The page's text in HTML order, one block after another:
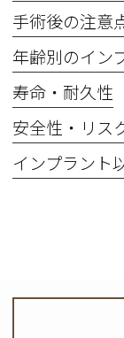
手術後の注意
年齢別のイン
寿命・耐久性
安全性・リス
インプラント